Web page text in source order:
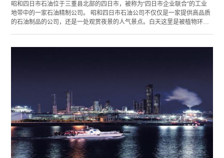
昭和四日市石油位于三重县北部的四日市，被称为“四日市企业联合”的工业
地带中的一家石油精制公司。 昭和四日市石油公司不仅仅是一家提供高品质
的石油制品的公司，还是一处观赏夜景的人气景点。白天这里是被植物环绕
夜景。 想要将附近的工厂夜景也一同尽收眼底的话，推荐乘坐包含昭和四日